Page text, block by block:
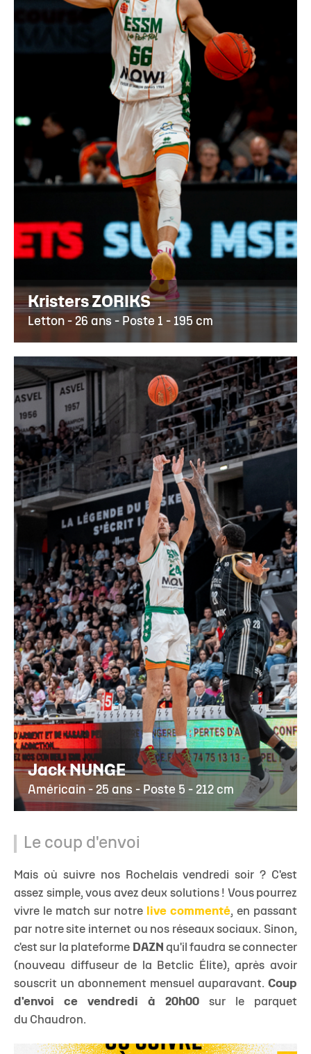
Kristers ZORIKS
Letton - 26 ans - Poste 1 - 195 cm
Jack NUNGE
Américain - 25 ans - Poste 5 - 212 cm
Le coup d'envoi
Mais où suivre nos Rochelais vendredi soir ? C'est
assez simple, vous avez deux solutions ! Vous pourrez
vivre le match sur notre
live commenté, en passant
par notre site internet ou nos réseaux sociaux. Sinon,
c'est sur la plateforme DAZN qu'il faudra se connecter
(nouveau diffuseur de la Betclic Élite), après avoir
souscrit un abonnement mensuel auparavant. Coup
d'envoi ce vendredi à 20h00 sur le parquet
du Chaudron.